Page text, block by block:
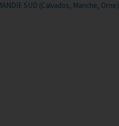
SUD (Calvados, Manche, Orne)